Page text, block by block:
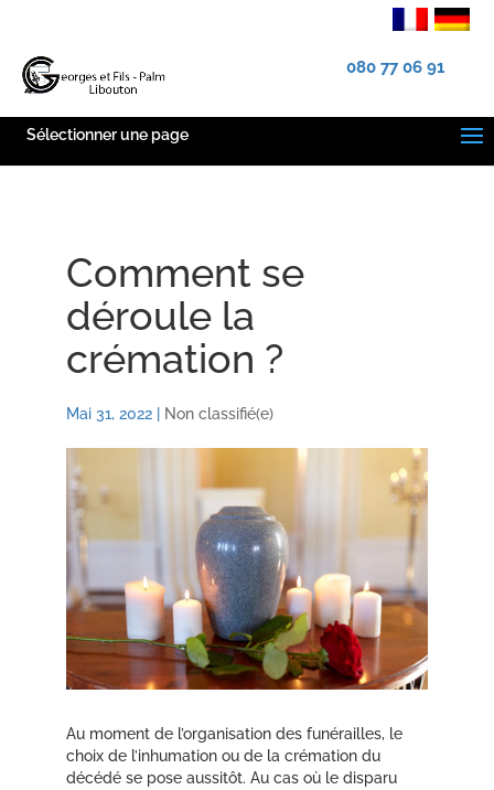
080 77 06 91
Sélectionner une page
Comment se
déroule la
crémation ?
Mai 31, 2022| Non classifié(e)
Au moment de l’organisation des funérailles, le
choix de l’inhumation ou de la crémation du
décédé se pose aussitôt. Au cas où le disparu